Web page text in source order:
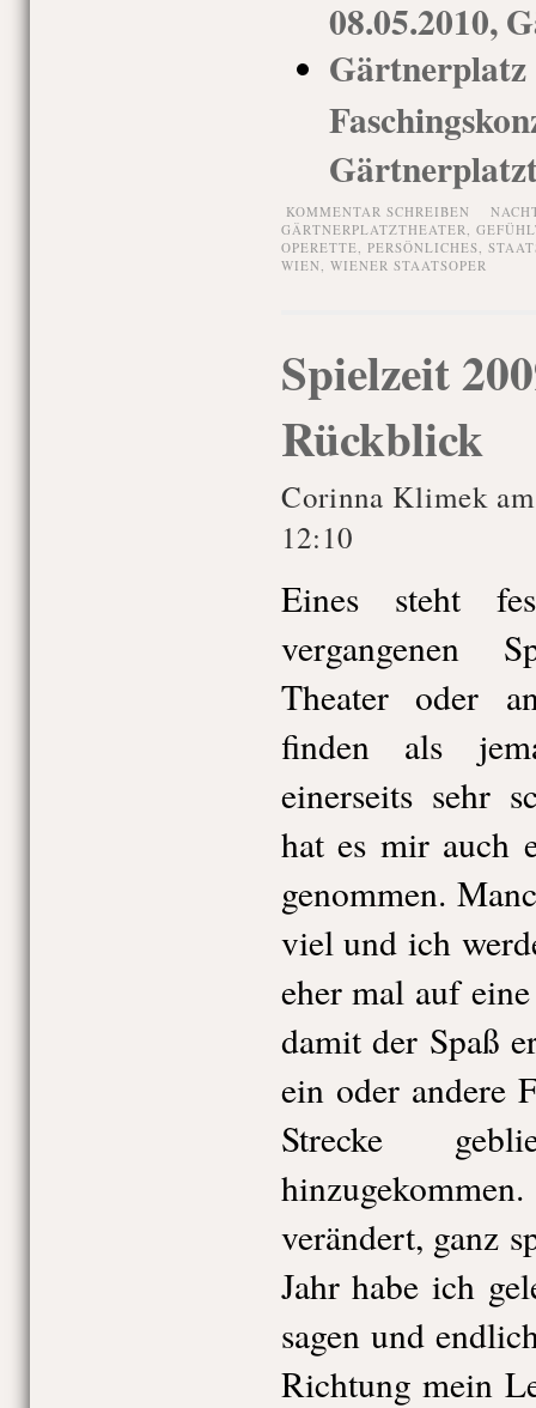
08.05.2010,
KOMMENTAR SCHREIBEN
GÄRTNERPLATZTHEATER,
OPERETTE, PERSÖNLICHES,
WIEN, WIENER STAATSOPER
Spielzeit
Rückblick
Corinna Klimek
12:10
Eines steht
vergangenen
Theater oder
finden als
einerseits sehr
hat es mir auch
genommen.
viel und ich
eher mal auf
damit der Spaß
ein oder andere
Strecke
verändert, ganz
Jahr habe ich
sagen und
Richtung mein